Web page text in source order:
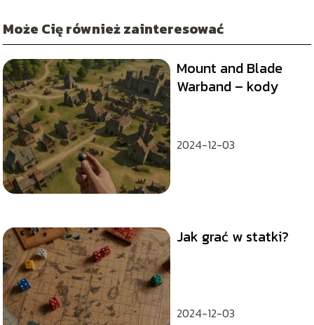
Może Cię również zainteresować
Mount and Blade
Warband – kody
2024-12-03
Jak grać w statki?
2024-12-03